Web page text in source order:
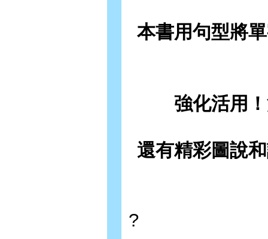
本書用句型將
強化活用
還有精彩圖說
?